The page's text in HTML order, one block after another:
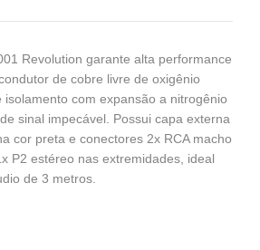
Revolution garante alta performance
de cobre livre de oxigênio
isolamento com expansão a nitrogênio
sinal impecável. Possui capa externa
cor preta e conectores 2x RCA macho
P2 estéreo nas extremidades, ideal
de 3 metros.